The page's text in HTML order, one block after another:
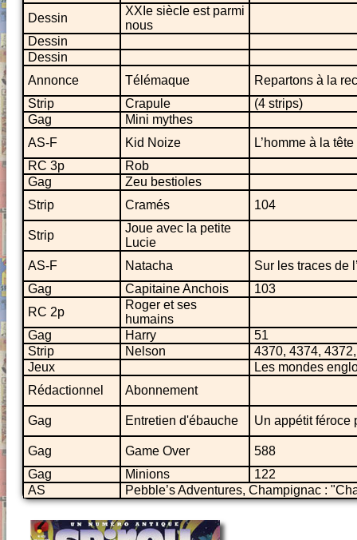
Dessin
XXIe siècle est parmi
nous
Dessin
Dessin
Annonce
Télémaque
Repartons à la
Strip
Crapule
(4 strips)
Gag
Mini mythes
AS-F
Kid Noize
L’homme à la
RC 3p
Rob
Gag
Zeu bestioles
Strip
Cramés 104
Strip
Joue avec la petite
Lucie
AS-F
Natacha
Sur les traces de
Gag
Capitaine Anchois
103
RC 2p
Roger et ses
humains
Gag
Harry
51
Strip
Nelson
4370, 4374,
Jeux
Les mondes
Rédactionnel
Abonnement
Gag Entretien d'ébauche Un appétit féroce
Gag Game Over
588
Gag
Minions
122
AS
Pebble’s Adventures, Champignac :